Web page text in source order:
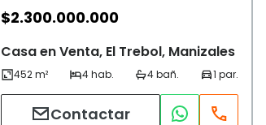
$2.300.000.000
Casa en Venta, El Trebol, Manizales
Contactar